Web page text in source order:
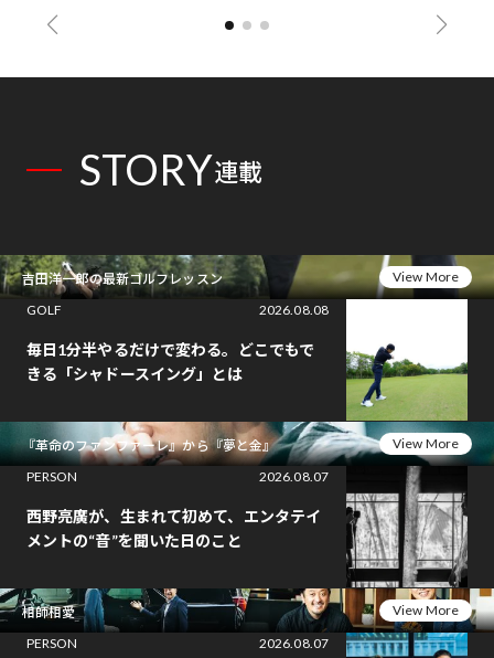
STORY連載
吉田洋一郎の最新ゴルフレッスン
View More
GOLF
2026.08.08
毎日1分半やるだけで変わる。どこでもで
きる「シャドースイング」とは
『革命のファンファーレ』から『夢と金』
View More
PERSON
2026.08.07
西野亮廣が、生まれて初めて、エンタテイ
メントの“音”を聞いた日のこと
相師相愛
View More
PERSON
2026.08.07